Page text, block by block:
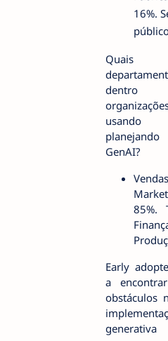
16%.
Quais
GenAI?
85%.
Early
a
obstáculos
generativa